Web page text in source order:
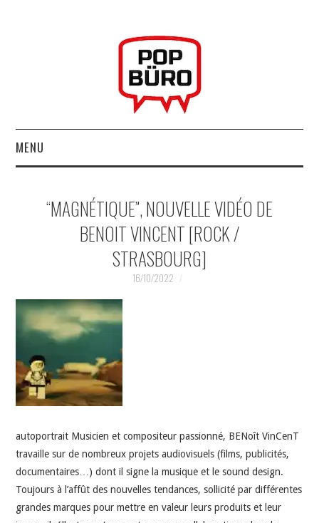
MENU
MUSIQUESACTUELLES.NET
GABBA GABBA HEY !
INDÉPENDANTS
DOKO
“MAGNÉTIQUE”, NOUVELLE VIDÉO DE
BENOIT VINCENT [ROCK /
STRASBOURG]
16/10/2022
autoportrait Musicien et compositeur passionné, BENoît VinCenT
travaille sur de nombreux projets audiovisuels (films, publicités,
documentaires…) dont il signe la musique et le sound design.
Toujours à l’affût des nouvelles tendances, sollicité par différentes
grandes marques pour mettre en valeur leurs produits et leur